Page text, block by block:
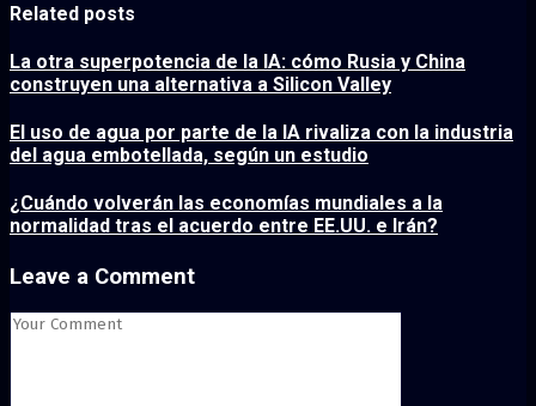
Related posts
La otra superpotencia de la IA: cómo Rusia y China
construyen una alternativa a Silicon Valley
El uso de agua por parte de la IA rivaliza con la industria
del agua embotellada, según un estudio
¿Cuándo volverán las economías mundiales a la
normalidad tras el acuerdo entre EE.UU. e Irán?
Leave a Comment